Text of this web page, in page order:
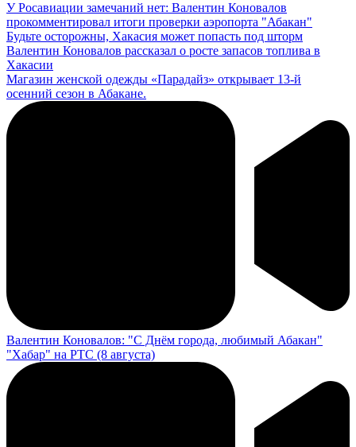
У Росавиации замечаний нет: Валентин Коновалов
прокомментировал итоги проверки аэропорта "Абакан"
Будьте осторожны, Хакасия может попасть под шторм
Валентин Коновалов рассказал о росте запасов топлива в
Хакасии
Магазин женской одежды «Парадайз» открывает 13-й
осенний сезон в Абакане.
Валентин Коновалов: "С Днём города, любимый Абакан"
"Хабар" на РТС (8 августа)